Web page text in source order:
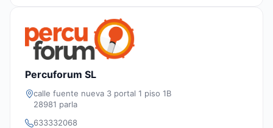
Percuforum SL
calle fuente nueva 3 portal 1 piso 1B
28981 parla
633332068